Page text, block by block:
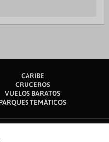
CARIBE
CRUCEROS
VUELOS BARATOS
PARQUES TEMÁTICOS